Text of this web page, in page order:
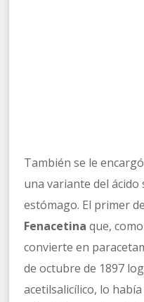
También se le
una variante del
estómago. El primer
Fenacetina que,
convierte en
de octubre de 1897
acetilsalicílico, lo